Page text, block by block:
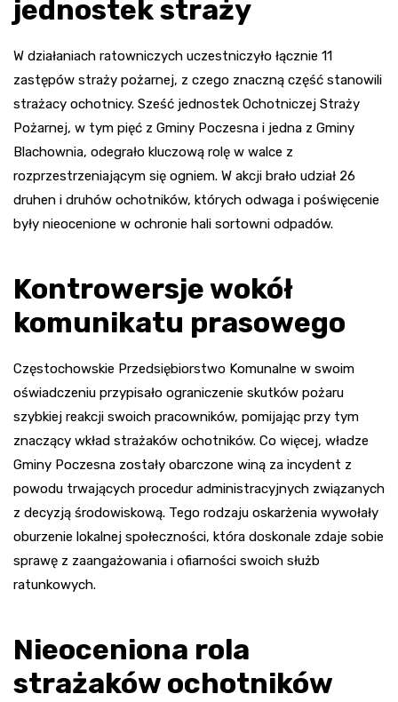
jednostek straży
W działaniach ratowniczych uczestniczyło łącznie 11
zastępów straży pożarnej, z czego znaczną część stanowili
strażacy ochotnicy. Sześć jednostek Ochotniczej Straży
Pożarnej, w tym pięć z Gminy Poczesna i jedna z Gminy
Blachownia, odegrało kluczową rolę w walce z
rozprzestrzeniającym się ogniem. W akcji brało udział 26
druhen i druhów ochotników, których odwaga i poświęcenie
były nieocenione w ochronie hali sortowni odpadów.
Kontrowersje wokół
komunikatu prasowego
Częstochowskie Przedsiębiorstwo Komunalne w swoim
oświadczeniu przypisało ograniczenie skutków pożaru
szybkiej reakcji swoich pracowników, pomijając przy tym
znaczący wkład strażaków ochotników. Co więcej, władze
Gminy Poczesna zostały obarczone winą za incydent z
powodu trwających procedur administracyjnych związanych
z decyzją środowiskową. Tego rodzaju oskarżenia wywołały
oburzenie lokalnej społeczności, która doskonale zdaje sobie
sprawę z zaangażowania i ofiarności swoich służb
ratunkowych.
Nieoceniona rola
strażaków ochotników